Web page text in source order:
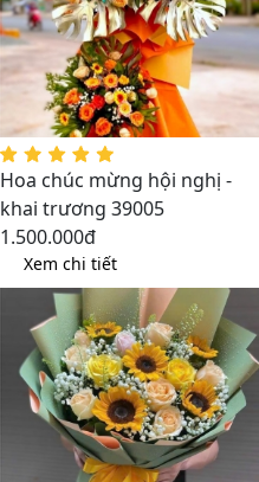
Hoa chúc mừng hội nghị -
khai trương 39005
1.500.000đ
Xem chi tiết